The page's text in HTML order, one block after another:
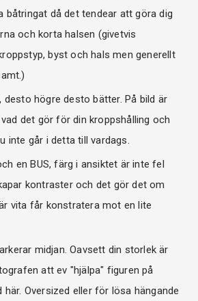
båtringat då det tendear att göra dig
och korta halsen (givetvis
byst och hals men generellt
desto högre desto bätter. På bild är
det gör för din kroppshålling och
inte går i detta till vardags.
en BUS, färg i ansiktet är inte fel
kontraster och det gör det om
vita får konstratera mot en lite
midjan. Oavsett din storlek är
att ev "hjälpa" figuren på
Oversized eller för lösa hängande